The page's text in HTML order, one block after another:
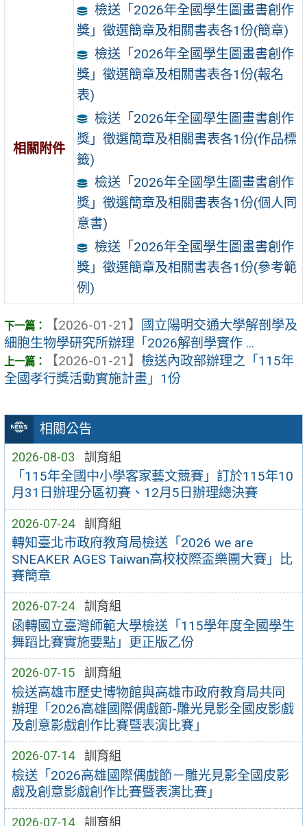
相關公告
2026-08-03 訓育組
「115年全國中小學客家藝文競賽」訂於115年10
月31日辦理分區初賽、12月5日辦理總決賽
2026-07-24 訓育組
轉知臺北市政府教育局檢送「2026 we are
SNEAKER AGES Taiwan高校校際盃樂團大賽」比
賽簡章
2026-07-24 訓育組
函轉國立臺灣師範大學檢送「115學年度全國學生
舞蹈比賽實施要點」更正版乙份
2026-07-15 訓育組
檢送高雄市歷史博物館與高雄市政府教育局共同
辦理「2026高雄國際偶戲節-雕光見影全國皮影戲
及創意影戲創作比賽暨表演比賽」
2026-07-14 訓育組
檢送「2026高雄國際偶戲節－雕光見影全國皮影
戲及創意影戲創作比賽暨表演比賽」
2026-07-14 訓育組
相關附件
檢送「2026年全國學生圖畫書創作
獎」徵選簡章及相關書表各1份(簡章)
檢送「2026年全國學生圖畫書創作
獎」徵選簡章及相關書表各1份(報名
表)
檢送「2026年全國學生圖畫書創作
獎」徵選簡章及相關書表各1份(作品標
籤)
檢送「2026年全國學生圖畫書創作
獎」徵選簡章及相關書表各1份(個人同
意書)
檢送「2026年全國學生圖畫書創作
獎」徵選簡章及相關書表各1份(參考範
例)
【2026-01-21】
國立陽明交通大學解剖學及
細胞生物學研究所辦理「2026解剖學實作 ...
【2026-01-21】 檢送內政部辦理之「115年
全國孝行獎活動實施計畫」1份